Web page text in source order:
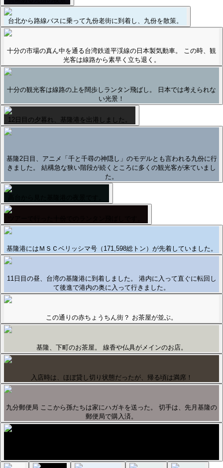
台北から路線バスに乗って九份老街に到着し、九份を散策。
十分の市場の真ん中を通る台湾鉄道平渓線の日本製気動車。 この時、観
光客は線路から素早く立ち退く。
十分の観光客は線路の上を闊歩しランタン飛ばし。 日本では考えられな
い光景！
12日目の夕暮れ、基隆港を出港しました。
基隆2日目、アニメ「千と千尋の神隠し」のモデルとも言われる九份に行
きました。 結構急な狭い階段が続くところに多くの観光客が来ていまし
た。
基隆港にはＭＳＣベリッシマ号（171,598総トン）が先着していました。
11日目の昼、台湾の基隆港に到着しました。 港内に入って直ぐに転回し
て後進で港内の奥に入って行きました。
この通りの赤ちょうちん街？ お茶屋が並ぶ。
基隆、下町のお茶屋。 線香や仏具がメインのお店。
入店時は、ほぼ貸し切り状態だったが、帰る頃は満席！
九分郵便局 ここから孫たちは家にハガキを送った。 切手は、先月基隆の
郵便局で購入済。